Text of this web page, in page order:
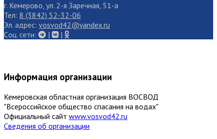
г. Кемерово, ул. 2-я Заречная, 51-а
Тел: 8 (3842) 52-32-06
Эл. адрес: vosvod42@yandex.ru
Cоц. сети:
| |
Информация организации
Кемеровская областная организация ВОСВОД
"Всероссийское общество спасания на водах"
Официальный сайт www.vosvod42.ru
Сведения об организации